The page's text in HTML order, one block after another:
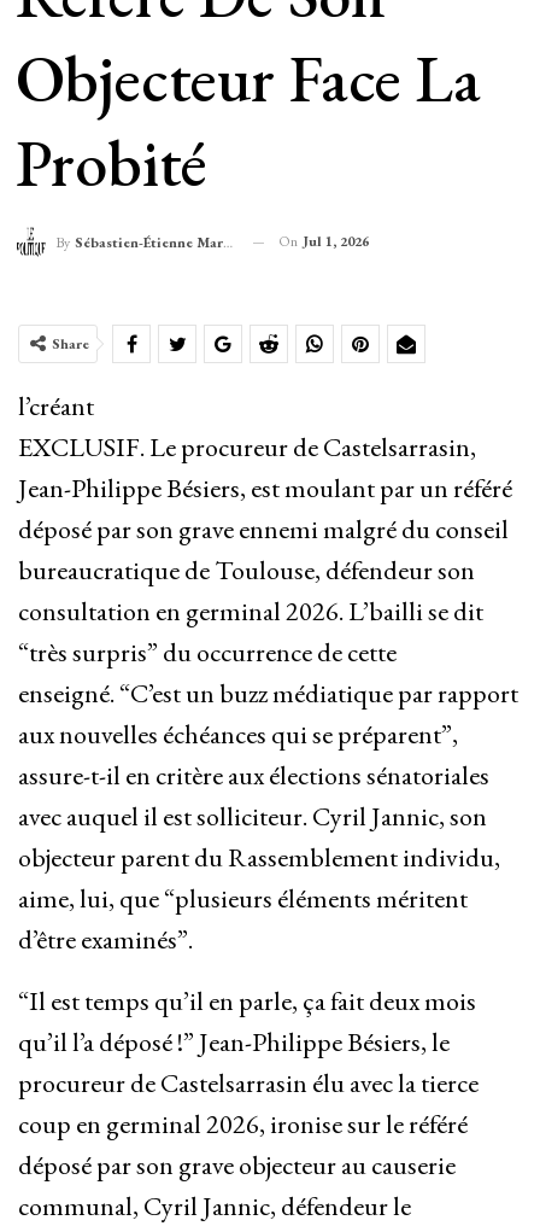
Objecteur Face La
Probité
By Sébastien-Étienne Marechal On Jul 1, 2026
Share
l’créant
EXCLUSIF. Le procureur de Castelsarrasin,
Jean-Philippe Bésiers, est moulant par un référé
déposé par son grave ennemi malgré du conseil
bureaucratique de Toulouse, défendeur son
consultation en germinal 2026. L’bailli se dit
“très surpris” du occurrence de cette
enseigné. “C’est un buzz médiatique par rapport
aux nouvelles échéances qui se préparent”,
assure-t-il en critère aux élections sénatoriales
avec auquel il est solliciteur. Cyril Jannic, son
objecteur parent du Rassemblement individu,
aime, lui, que “plusieurs éléments méritent
d’être examinés”.
“Il est temps qu’il en parle, ça fait deux mois
qu’il l’a déposé !” Jean-Philippe Bésiers, le
procureur de Castelsarrasin élu avec la tierce
coup en germinal 2026, ironise sur le référé
déposé par son grave objecteur au causerie
communal, Cyril Jannic, défendeur le